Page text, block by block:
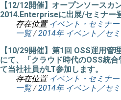
【12/12開催】オープンソースカ
2014.Enterpriseに出展/セミナー
存在位置 イベント・セミナー
一覧 /2014年 イベント／セ
【10/29開催】第1回 OSS運用管
にて、「クラウド時代のOSS統
て当社社員がLT参加します。
存在位置 イベント・セミナー
一覧 /2014年 イベント／セ